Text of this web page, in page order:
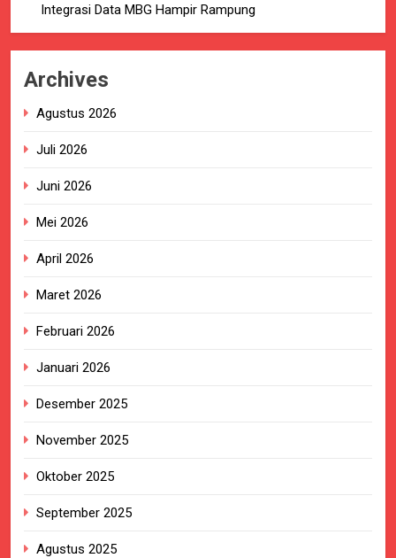
Integrasi Data MBG Hampir Rampung
Archives
Agustus 2026
Juli 2026
Juni 2026
Mei 2026
April 2026
Maret 2026
Februari 2026
Januari 2026
Desember 2025
November 2025
Oktober 2025
September 2025
Agustus 2025